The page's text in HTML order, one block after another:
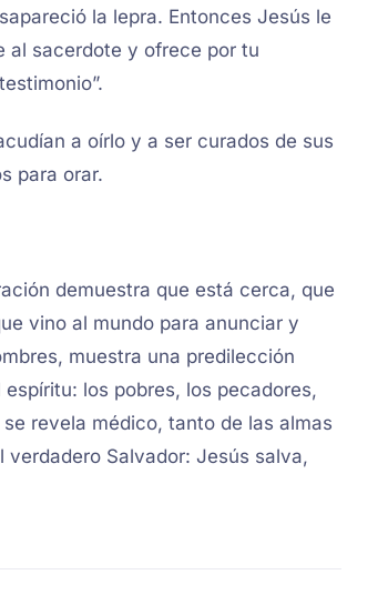
la lepra. Entonces Jesús le
al sacerdote y ofrece por tu
a oírlo y a ser curados de sus
para orar.
demuestra que está cerca, que
vino al mundo para anunciar y
muestra una predilección
los pobres, los pecadores,
revela médico, tanto de las almas
verdadero Salvador: Jesús salva,